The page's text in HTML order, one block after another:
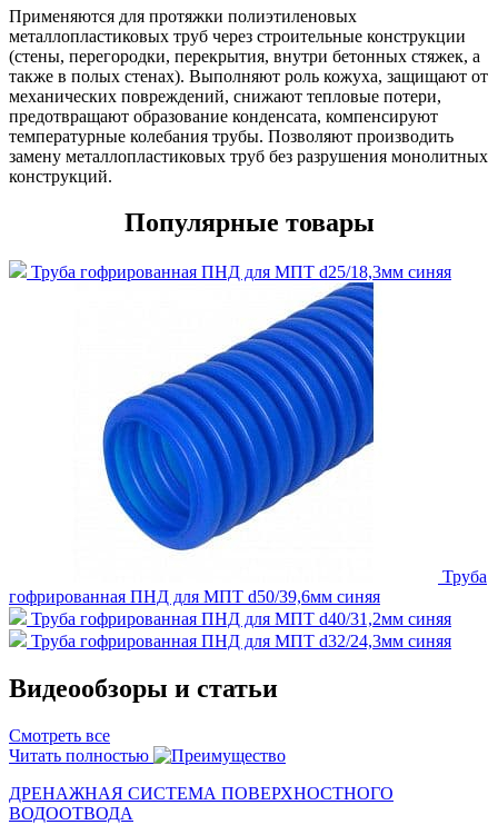
Применяются для протяжки полиэтиленовых
металлопластиковых труб через строительные конструкции
(стены, перегородки, перекрытия, внутри бетонных стяжек, а
также в полых стенах). Выполняют роль кожуха, защищают от
механических повреждений, снижают тепловые потери,
предотвращают образование конденсата, компенсируют
температурные колебания трубы. Позволяют производить
замену металлопластиковых труб без разрушения монолитных
конструкций.
Популярные товары
Труба гофрированная ПНД для МПТ d25/18,3мм синяя
Труба
гофрированная ПНД для МПТ d50/39,6мм синяя
Труба гофрированная ПНД для МПТ d40/31,2мм синяя
Труба гофрированная ПНД для МПТ d32/24,3мм синяя
Видеообзоры и статьи
Смотреть все
Читать полностью
ДРЕНАЖНАЯ СИСТЕМА ПОВЕРХНОСТНОГО
ВОДООТВОДА